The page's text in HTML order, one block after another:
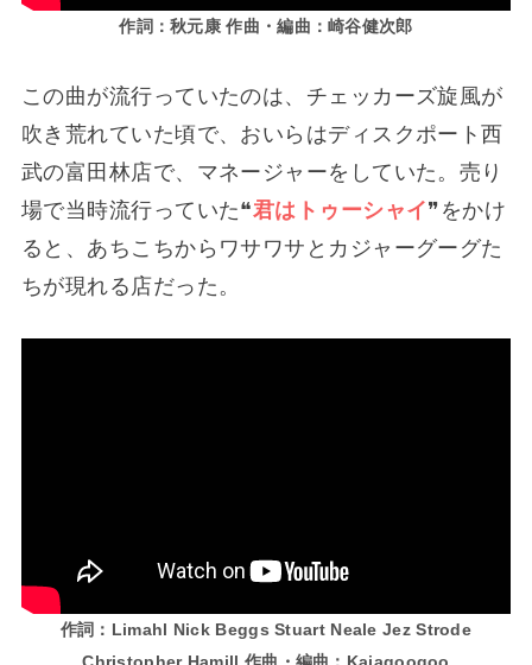
作詞：秋元康 作曲・編曲：崎谷健次郎
この曲が流行っていたのは、チェッカーズ旋風が
吹き荒れていた頃で、おいらはディスクポート西
武の富田林店で、マネージャーをしていた。売り
場で当時流行っていた❝君はトゥーシャイ❞をかけ
ると、あちこちからワサワサとカジャーグーグた
ちが現れる店だった。
作詞：Limahl Nick Beggs Stuart Neale Jez Strode